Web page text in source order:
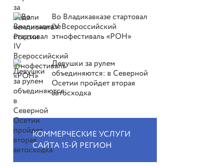
Во Владикавказе стартовал
IV Всероссийский
этнофестиваль «РОН»
Девушки за рулем
объединяются: в Северной
Осетии пройдет вторая
автосходка
КОММЕРЧЕСКИЕ УСЛУГИ
САЙТА 15-Й РЕГИОН